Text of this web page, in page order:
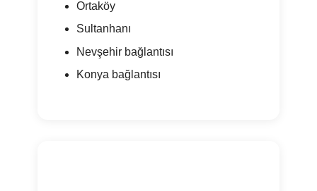
Ortaköy
Sultanhanı
Nevşehir bağlantısı
Konya bağlantısı